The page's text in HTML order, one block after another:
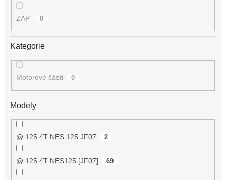
ZAP 0
Kategorie
Motorové části 0
Modely
@ 125 4T NES 125 JF07 2
@ 125 4T NES125 [JF07] 69